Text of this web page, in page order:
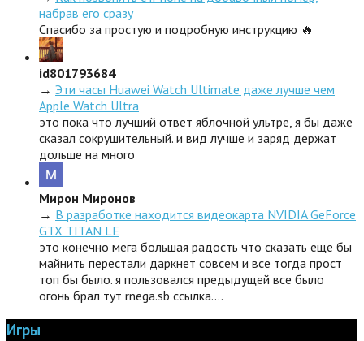
набрав его сразу
Спасибо за простую и подробную инструкцию 🔥
id801793684
→ Эти часы Huawei Watch Ultimate даже лучше чем
Apple Watch Ultra
это пока что лучший ответ яблочной ультре, я бы даже
сказал сокрушительный. и вид лучше и заряд держат
дольше на много
Мирон Миронов
→ В разработке находится видеокарта NVIDIA GeForce
GTX TITAN LE
это конечно мега большая радость что сказать еще бы
майнить перестали даркнет совсем и все тогда прост
топ бы было. я пользовался предыдущей все было
огонь брал тут rnega.sb ссылка.…
Игры